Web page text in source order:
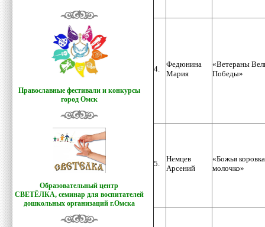
Православные фестивали и конкурсы
город Омск
Образовательный центр
СВЕТЁЛКА, семинар для воспитателей
дошкольных организаций г.Омска
4.
Федюнина
Мария
«Ветераны
Победы»
5.
Немцев
Арсений
«Божья
молочко»